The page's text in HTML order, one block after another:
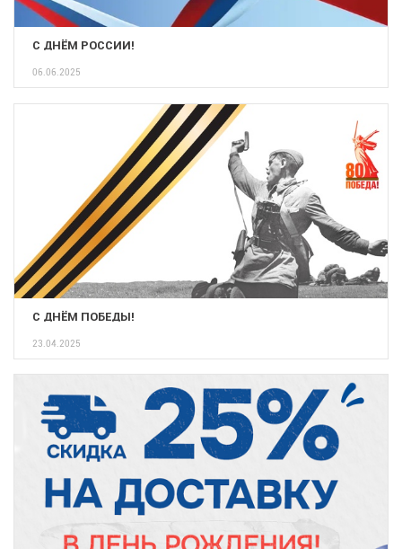
С ДНЁМ РОССИИ!
06.06.2025
С ДНЁМ ПОБЕДЫ!
23.04.2025